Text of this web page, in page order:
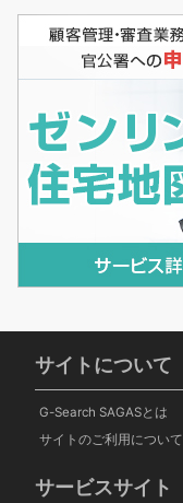
サイトについて
G-Search SAGASとは
サイトのご利用について
サービスサイト